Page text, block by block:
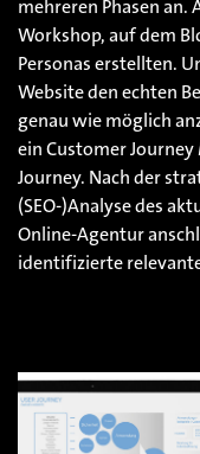
mehreren Phasen
Workshop, auf dem
Personas erstellten.
Website den echten
genau wie möglich
ein Customer
Journey. Nach der
(SEO-)Analyse des
Online-Agentur
identifizierte